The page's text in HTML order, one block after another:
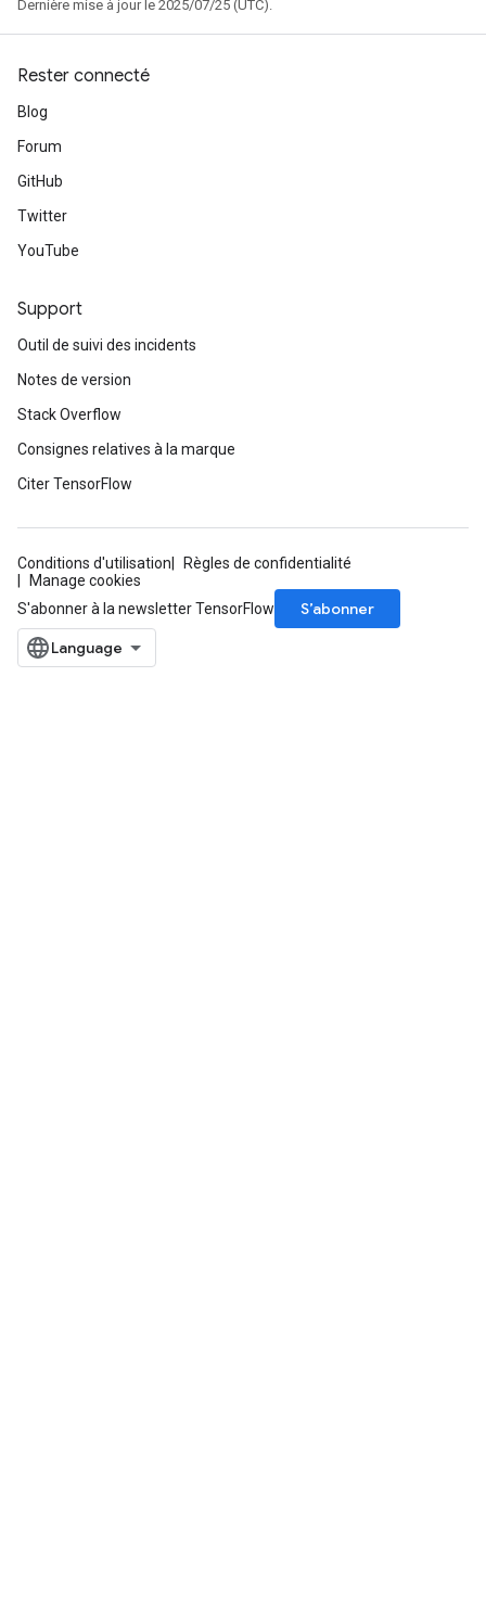
Dernière mise à jour le 2025/07/25 (UTC).
Rester connecté
Blog
Forum
GitHub
Twitter
YouTube
Support
Outil de suivi des incidents
Notes de version
Stack Overflow
Consignes relatives à la marque
Citer TensorFlow
Conditions d'utilisation
Règles de confidentialité
Manage cookies
S'abonner à la newsletter TensorFlow
S’abonner